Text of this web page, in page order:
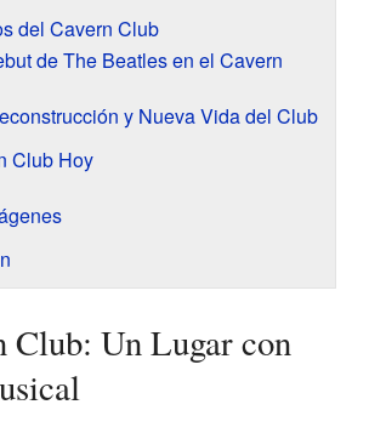
del Cavern Club
de The Beatles en el Cavern
y Nueva Vida del Club
Club Hoy
Club: Un Lugar con